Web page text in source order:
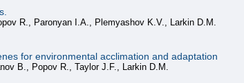
R., Paronyan I.A., Plemyashov K.V., Larkin D.M.
for environmental acclimation and adaptation
B., Popov R., Taylor J.F., Larkin D.M.